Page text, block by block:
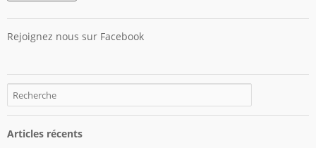
Rejoignez nous sur Facebook
Articles récents